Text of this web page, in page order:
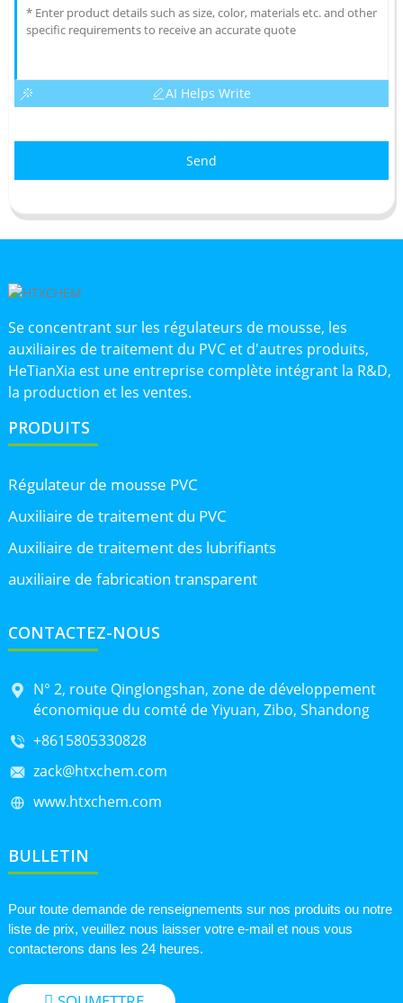
AI Helps Write
Send
Se concentrant sur les régulateurs de mousse, les
auxiliaires de traitement du PVC et d'autres produits,
HeTianXia est une entreprise complète intégrant la R&D,
la production et les ventes.
PRODUITS
Régulateur de mousse PVC
Auxiliaire de traitement du PVC
Auxiliaire de traitement des lubrifiants
auxiliaire de fabrication transparent
CONTACTEZ-NOUS
N° 2, route Qinglongshan, zone de développement
économique du comté de Yiyuan, Zibo, Shandong
+8615805330828
zack@htxchem.com
www.htxchem.com
BULLETIN
Pour toute demande de renseignements sur nos produits ou notre
liste de prix, veuillez nous laisser votre e-mail et nous vous
contacterons dans les 24 heures.